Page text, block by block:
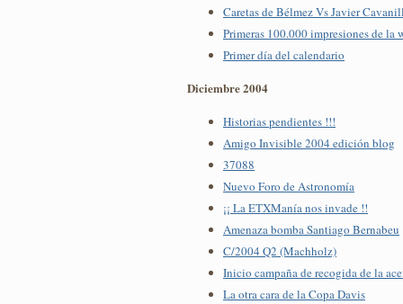
Caretas de Bélmez Vs Javier
Primeras 100.000 impresiones de la
Primer día del calendario
Diciembre 2004
Historias pendientes !!!
Amigo Invisible 2004 edición blog
37088
Nuevo Foro de Astronomía
¡¡ La ETXManía nos invade !!
Amenaza bomba Santiago Bernabeu
C/2004 Q2 (Machholz)
Inicio campaña de recogida de la
La otra cara de la Copa Davis